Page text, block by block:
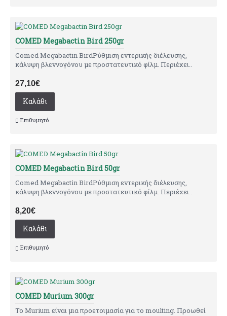
COMED Megabactin Bird 250gr
Comed Megabactin BirdΡύθμιση εντερικής διέλευσης,
κάλυψη βλεννογόνου με προστατευτικό φίλμ. Περιέχει..
27,10€
Καλάθι
Επιθυμητό
COMED Megabactin Bird 50gr
Comed Megabactin BirdΡύθμιση εντερικής διέλευσης,
κάλυψη βλεννογόνου με προστατευτικό φίλμ. Περιέχει..
8,20€
Καλάθι
Επιθυμητό
COMED Murium 300gr
Το Murium είναι μια προετοιμασία για το moulting. Προωθεί